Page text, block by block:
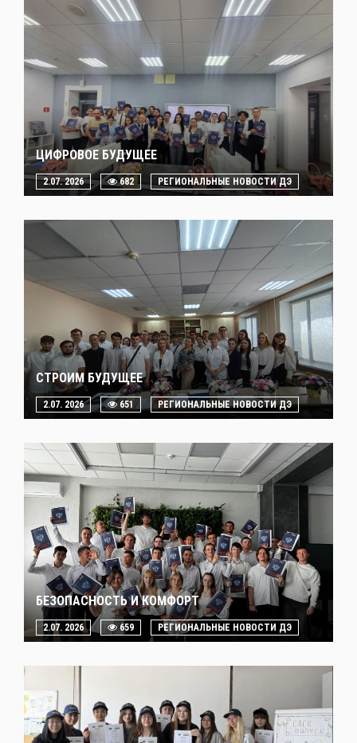
ЦИФРОВОЕ БУДУЩЕЕ
2.07. 2026 682 РЕГИОНАЛЬНЫЕ НОВОСТИ ДЭ
СТРОИМ БУДУЩЕЕ
2.07. 2026 651 РЕГИОНАЛЬНЫЕ НОВОСТИ ДЭ
БЕЗОПАСНОСТЬ И КОМФОРТ
2.07. 2026 659 РЕГИОНАЛЬНЫЕ НОВОСТИ ДЭ